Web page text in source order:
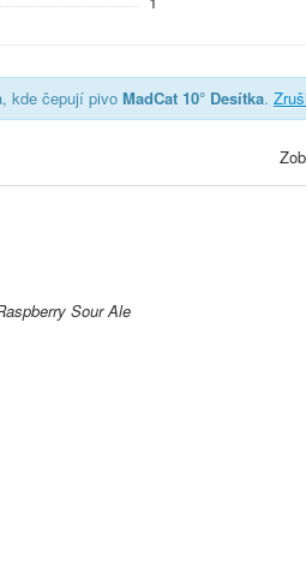
kde čepují pivo MadCat 10° Desítka.
Sour Ale